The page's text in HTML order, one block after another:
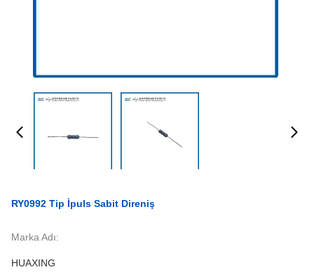
RY0992 Tip İpuls Sabit Direniş
Marka Adı:
HUAXING